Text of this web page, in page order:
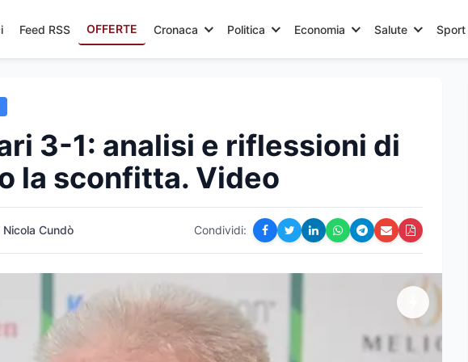
Feed RSS OFFERTE Cronaca Politica Economia Salute Sport
3-1: analisi e riflessioni di
la sconfitta. Video
Nicola Cundò Condividi: